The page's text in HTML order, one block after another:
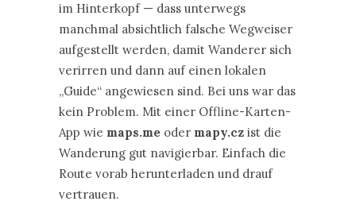
im Hinterkopf — dass unterwegs
manchmal absichtlich falsche Wegweiser
aufgestellt werden, damit Wanderer sich
verirren und dann auf einen lokalen
„Guide“ angewiesen sind. Bei uns war das
kein Problem. Mit einer Offline-Karten-
App wie maps.me oder mapy.cz ist die
Wanderung gut navigierbar. Einfach die
Route vorab herunterladen und drauf
vertrauen.